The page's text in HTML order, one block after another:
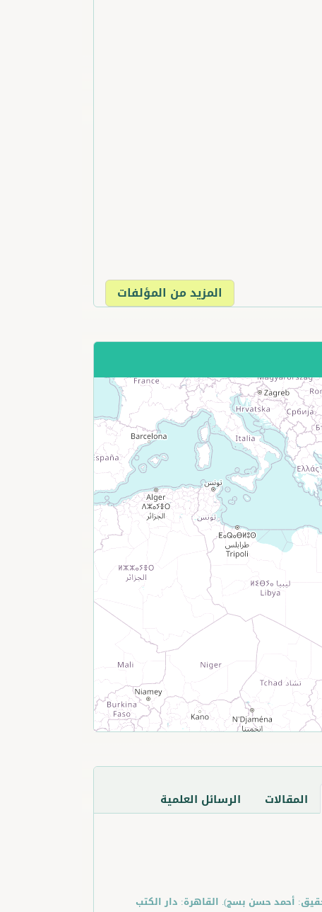
المزيد من المؤلفات
المقالات الرسائل العلمية
الحيوان الكبرى (تحقيق: أحمد حسن بسج). القاهرة: دار الكتب